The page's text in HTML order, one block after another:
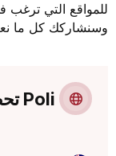
للمواقع التي ترغب
وسنشاركك كل ما
Poli تحظى بشعبية في هذه البلدان